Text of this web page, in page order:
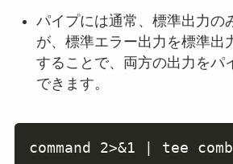
パイプには通常、標準出力の
が、標準エラー出力を標準出
することで、両方の出力をパ
できます。
command 2>&1 | tee